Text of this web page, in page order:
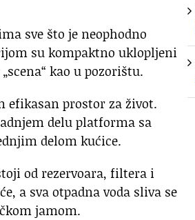
sve što je neophodno
su kompaktno uklopljeni
kao u pozorištu.
efikasan prostor za život.
delu platforma sa
delom kućice.
od rezervoara, filtera i
a sva otpadna voda sliva se
jamom.